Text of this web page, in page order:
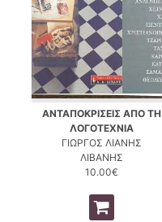
ΑΝΤΑΠΟΚΡΙΣΕΙΣ ΑΠΟ ΤΗ
ΛΟΓΟΤΕΧΝΙΑ
ΓΙΩΡΓΟΣ ΛΙΑΝΗΣ
ΛΙΒΑΝΗΣ
10.00€